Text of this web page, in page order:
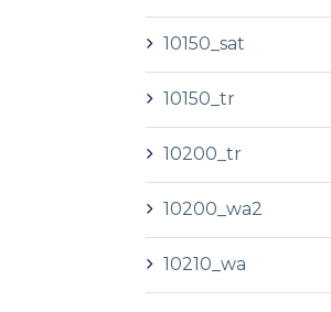
10150_sat
10150_tr
10200_tr
10200_wa2
10210_wa